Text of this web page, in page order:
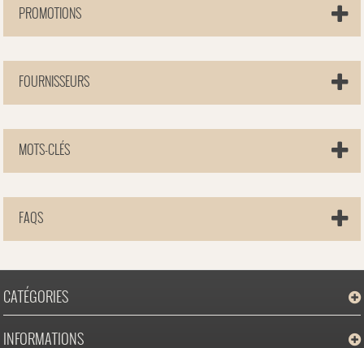
PROMOTIONS
FOURNISSEURS
MOTS-CLÉS
FAQS
CATÉGORIES
INFORMATIONS